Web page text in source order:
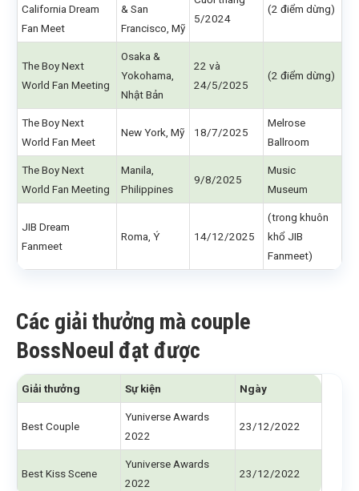
California Dream
Fan Meet
& San
Francisco, Mỹ
5/2024
(2 điểm dừng)
The Boy Next
World Fan Meeting
Osaka &
Yokohama,
Nhật Bản
22 và
24/5/2025
(2 điểm dừng)
The Boy Next
World Fan Meet
New York, Mỹ 18/7/2025
Melrose
Ballroom
The Boy Next
World Fan Meeting
Manila,
Philippines
9/8/2025
Music
Museum
JIB Dream
Fanmeet
Roma, Ý 14/12/2025
(trong khuôn
khổ JIB
Fanmeet)
Các giải thưởng mà couple
BossNoeul đạt được
Giải thưởng Sự kiện Ngày
Best Couple
Yuniverse Awards
2022
23/12/2022
Best Kiss Scene
Yuniverse Awards
2022
23/12/2022